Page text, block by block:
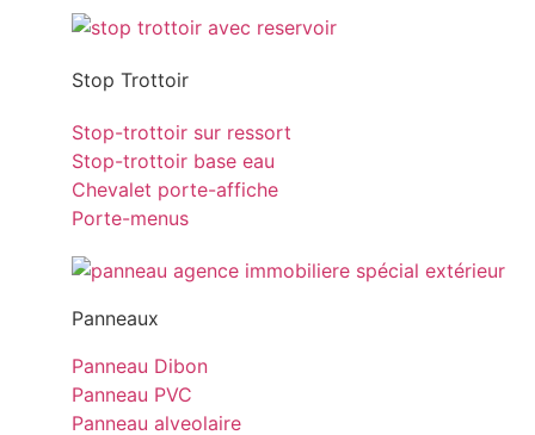
Stop Trottoir
Stop-trottoir sur ressort
Stop-trottoir base eau
Chevalet porte-affiche
Porte-menus
Panneaux
Panneau Dibon
Panneau PVC
Panneau alveolaire